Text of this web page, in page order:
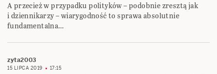
A przecież w przypadku polityków – podobnie zresztą jak
i dziennikarzy – wiarygodność to sprawa absolutnie
fundamentalna…
zyta2003
15 LIPCA 2019 17:15